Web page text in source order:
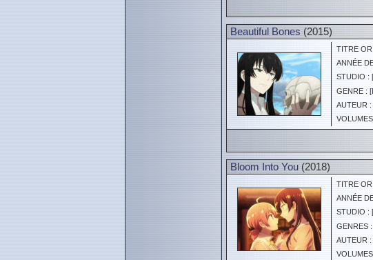
Beautiful Bones (2015)
TITRE
ANNÉE
STUDIO : [
GENRE : [
AUTEUR :
Bloom Into You (2018)
TITRE
ANNÉE
STUDIO : [
GENRES
AUTEUR :